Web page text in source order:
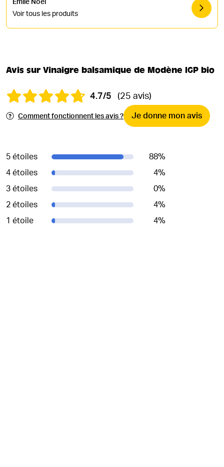
Émile Noël
Voir tous les produits
Avis sur Vinaigre balsamique de Modène IGP bio
4.7/5 (25 avis)
Comment fonctionnent les avis ? Je donne mon avis
5 étoiles 88%
4 étoiles
4%
3 étoiles
0%
2 étoiles
4%
1 étoile
4%